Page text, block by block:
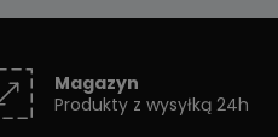
Magazyn
Produkty z wysyłką 24h